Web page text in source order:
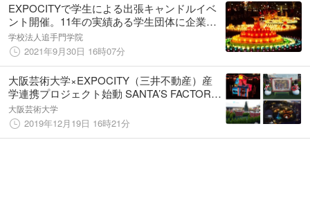
EXPOCITYで学生による出張キャンドルイベ
ント開催。11年の実績ある学生団体に企業か
らオファー
学校法人追手門学院
2021年9月30日 16時07分
大阪芸術大学×EXPOCITY（三井不動産）産
学連携プロジェクト始動 SANTA’S FACTORY
サンタはどこからくるの？
大阪芸術大学
2019年12月19日 16時21分